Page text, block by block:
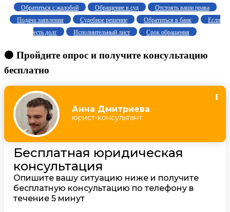
Обратиться с жалобой Обращение в суд
Отстоять ваши права
Подача заявления
Судебное решение Обратиться в банк
Если
есть долг
Исполнительный лист Срок обращения
🟠 Пройдите опрос и получите консультацию
бесплатно